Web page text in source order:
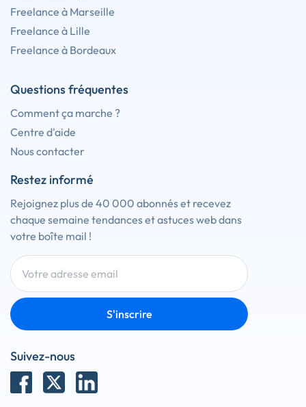
Freelance à Marseille
Freelance à Lille
Freelance à Bordeaux
Questions fréquentes
Comment ça marche ?
Centre d'aide
Nous contacter
Restez informé
Rejoignez plus de 40 000 abonnés et recevez
chaque semaine tendances et astuces web dans
votre boîte mail !
S'inscrire
Suivez-nous